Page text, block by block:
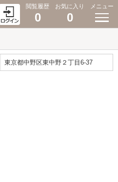
閲覧履歴
0
お気に入り
0
メニュー
東京都中野区東中野２丁目6-37